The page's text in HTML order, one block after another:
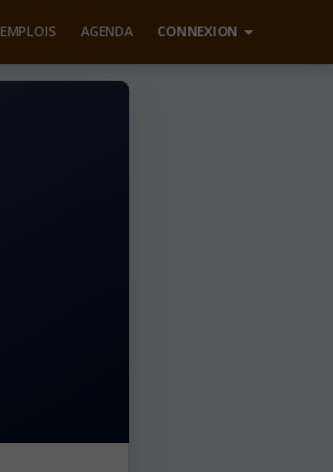
EMPLOIS AGENDA CONNEXION